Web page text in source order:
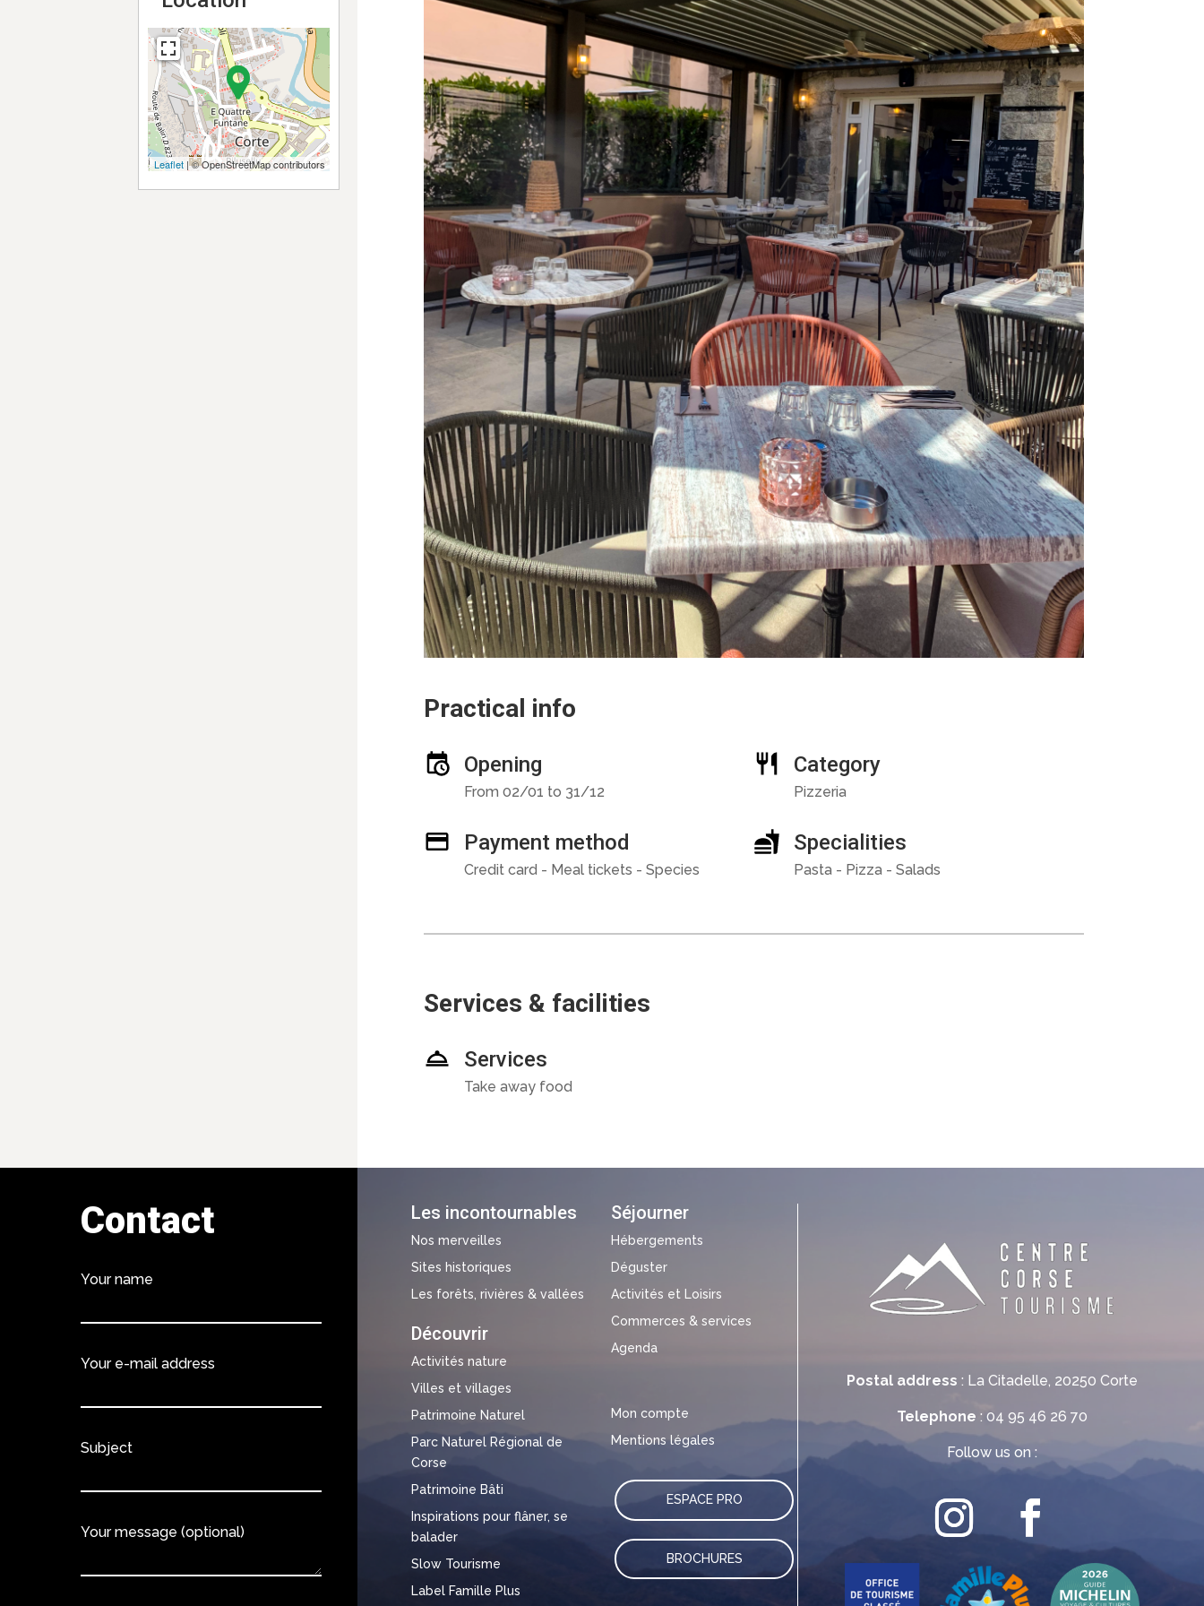
Leaflet| © OpenStreetMap contributors
Practical info
Opening
From 02/01 to 31/12
Category
Pizzeria
Payment method
Credit card - Meal tickets - Species
Specialities
Pasta - Pizza - Salads
Services & facilities
Services
Take away food
Postal address : La Citadelle, 20250 Corte
Telephone : 04 95 46 26 70
Follow us on :
Les incontournables
Nos merveilles
Sites historiques
Les forêts, rivières & vallées
Découvrir
Activités nature
Villes et villages
Patrimoine Naturel
Parc Naturel Régional de
Corse
Patrimoine Bâti
Inspirations pour flâner, se
balader
Slow Tourisme
Label Famille Plus
Séjourner
Hébergements
Déguster
Activités et Loisirs
Commerces & services
Agenda
Mon compte
Mentions légales
ESPACE PRO
BROCHURES
Contact
Your name
Your e-mail address
Subject
Your message (optional)